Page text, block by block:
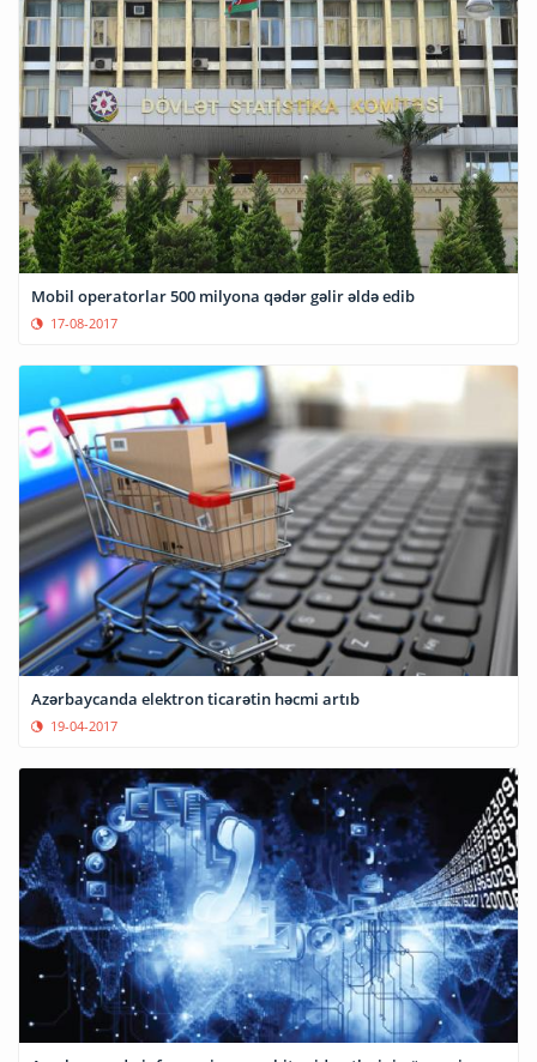
Mobil operatorlar 500 milyona qədər gəlir əldə edib
17-08-2017
Azərbaycanda elektron ticarətin həcmi artıb
19-04-2017